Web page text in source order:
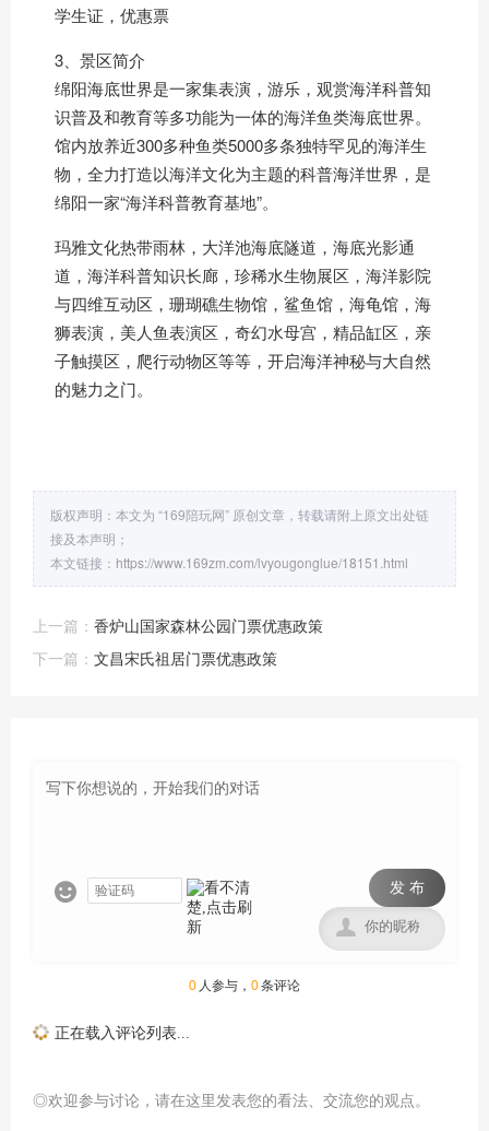
学生证，优惠票
3、景区简介
绵阳海底世界是一家集表演，游乐，观赏海洋科普知
识普及和教育等多功能为一体的海洋鱼类海底世界。
馆内放养近300多种鱼类5000多条独特罕见的海洋生
物，全力打造以海洋文化为主题的科普海洋世界，是
绵阳一家“海洋科普教育基地”。
玛雅文化热带雨林，大洋池海底隧道，海底光影通
道，海洋科普知识长廊，珍稀水生物展区，海洋影院
与四维互动区，珊瑚礁生物馆，鲨鱼馆，海龟馆，海
狮表演，美人鱼表演区，奇幻水母宫，精品缸区，亲
子触摸区，爬行动物区等等，开启海洋神秘与大自然
的魅力之门。
版权声明：本文为 “169陪玩网” 原创文章，转载请附上原文出处链
接及本声明；
本文链接： https://www.169zm.com/lvyougonglue/18151.html
上一篇： 香炉山国家森林公园门票优惠政策
下一篇： 文昌宋氏祖居门票优惠政策
 发 布

0 人参与， 0条评论
正在载入评论列表...
◎欢迎参与讨论，请在这里发表您的看法、交流您的观点。